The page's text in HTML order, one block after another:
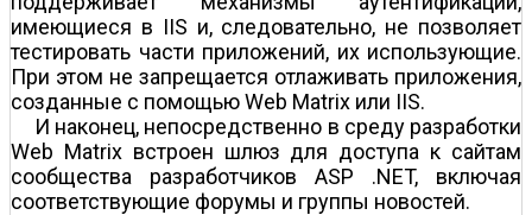
имеющиеся в IIS и, следовательно, не позволяет
тестировать части приложений, их использующие.
При этом не запрещается отлаживать приложения,
созданные с помощью Web Matrix или IIS.
И наконец, непосредственно в среду разработки
Web Matrix встроен шлюз для доступа к сайтам
сообщества разработчиков ASP .NET, включая
соответствующие форумы и группы новостей.